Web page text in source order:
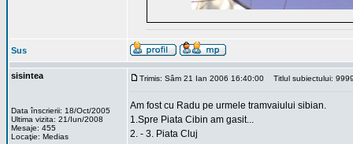
Sus
sisintea
Data înscrierii: 18/Oct/2005
Ultima vizita: 21/Iun/2008
Mesaje: 455
Locaţie: Medias
Trimis: Sâm 21 Ian 2006 16:40:00 Titlul subiectului:
Am fost cu Radu pe urmele tramvaiului sibian.
1.Spre Piata Cibin am gasit...
2. - 3. Piata Cluj